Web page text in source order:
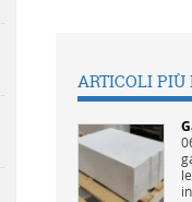
ARTICOLI PIÙ